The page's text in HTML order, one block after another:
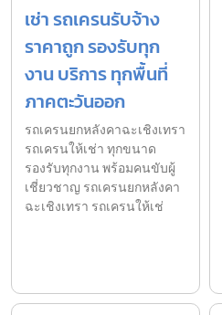
เช่า รถเครนรับจ้าง
ราคาถูก รองรับทุก
งาน บริการ ทุกพื้นที่
ภาคตะวันออก
รถเครนยกหลังคาฉะเชิงเทรา
รถเครนให้เช่า ทุกขนาด
รองรับทุกงาน พร้อมคนขับผู้
เชี่ยวชาญ รถเครนยกหลังคา
ฉะเชิงเทรา รถเครนให้เช่